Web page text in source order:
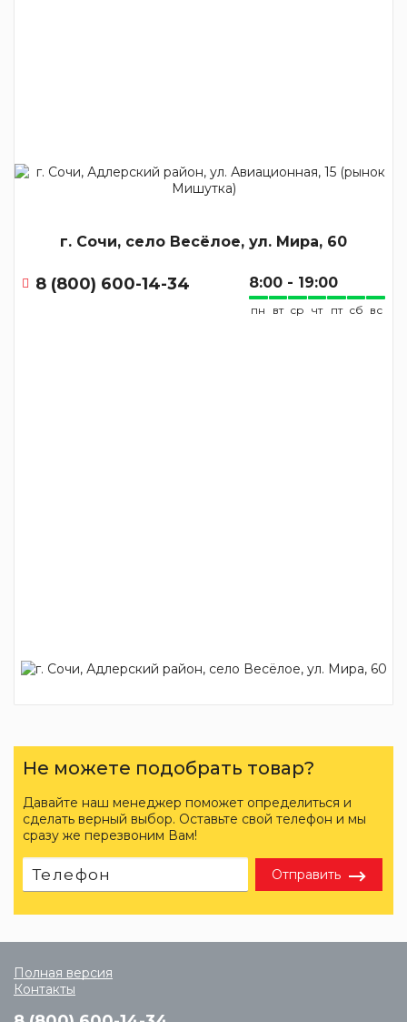
г. Сочи, село Весёлое, ул. Мира, 60
8 (800) 600-14-34 8:00 - 19:00
пн вт ср чт пт сб вс
Не можете подобрать товар?
Давайте наш менеджер поможет определиться и
сделать верный выбор. Оставьте свой телефон и мы
сразу же перезвоним Вам!
Отправить
Полная версия
Контакты